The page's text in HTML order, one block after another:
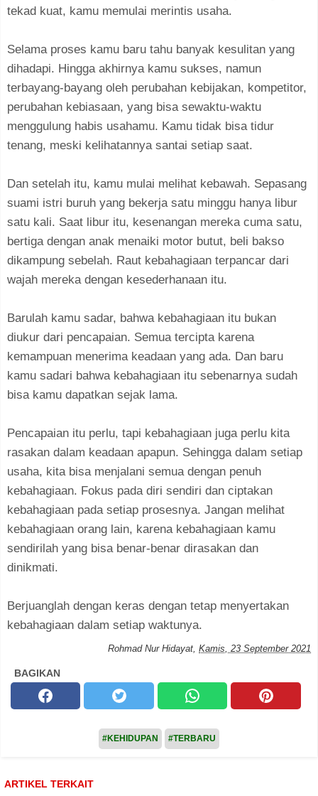
tekad kuat, kamu memulai merintis usaha.
Selama proses kamu baru tahu banyak kesulitan yang
dihadapi. Hingga akhirnya kamu sukses, namun
terbayang-bayang oleh perubahan kebijakan, kompetitor,
perubahan kebiasaan, yang bisa sewaktu-waktu
menggulung habis usahamu. Kamu tidak bisa tidur
tenang, meski kelihatannya santai setiap saat.
Dan setelah itu, kamu mulai melihat kebawah. Sepasang
suami istri buruh yang bekerja satu minggu hanya libur
satu kali. Saat libur itu, kesenangan mereka cuma satu,
bertiga dengan anak menaiki motor butut, beli bakso
dikampung sebelah. Raut kebahagiaan terpancar dari
wajah mereka dengan kesederhanaan itu.
Barulah kamu sadar, bahwa kebahagiaan itu bukan
diukur dari pencapaian. Semua tercipta karena
kemampuan menerima keadaan yang ada. Dan baru
kamu sadari bahwa kebahagiaan itu sebenarnya sudah
bisa kamu dapatkan sejak lama.
Pencapaian itu perlu, tapi kebahagiaan juga perlu kita
rasakan dalam keadaan apapun. Sehingga dalam setiap
usaha, kita bisa menjalani semua dengan penuh
kebahagiaan. Fokus pada diri sendiri dan ciptakan
kebahagiaan pada setiap prosesnya. Jangan melihat
kebahagiaan orang lain, karena kebahagiaan kamu
sendirilah yang bisa benar-benar dirasakan dan
dinikmati.
Berjuanglah dengan keras dengan tetap menyertakan
kebahagiaan dalam setiap waktunya.
Rohmad Nur Hidayat, Kamis, 23 September 2021
BAGIKAN
#KEHIDUPAN #TERBARU
ARTIKEL TERKAIT